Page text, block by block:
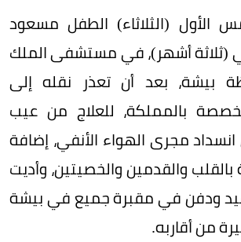
(الثلاثاء) الطفل مسعود
(ثلاثة أشهر)، في مستشفى الملك
بيشة، بعد أن تعذر نقله إلى
بالمملكة، للعلاج من عيب
مجرى الهواء الأنفي، إضافة
والقدمين والخصيتين، وأديت
ودفن في مقبرة جميع في بيشة
من أقاربه.